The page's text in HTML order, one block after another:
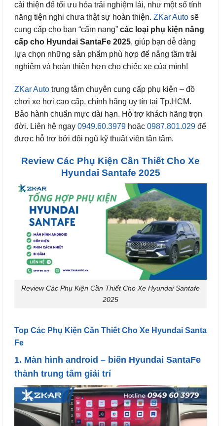
cải thiện để tối ưu hóa trải nghiệm lái, như một số tính
năng tiện nghi chưa thật sự hoàn thiện. ZKar Auto sẽ
cung cấp cho bạn “cẩm nang” các loại phụ kiện nâng
cấp cho Hyundai SantaFe 2025, giúp bạn dễ dàng
lựa chọn những sản phẩm phù hợp để nâng tầm trải
nghiệm và hoàn thiện hơn cho chiếc xe của mình!
ZKar Auto trung tâm chuyên cung cấp phụ kiện – đồ
chơi xe hơi cao cấp, chính hãng uy tín tại Tp.HCM.
Bảo hành chuẩn mực dài hạn. Hỗ trợ khách hãng trọn
đời. Liên hệ ngay 0949.60.3979 hoặc 0987.801.029 để
được hỗ trợ bởi đội ngũ kỹ thuật viên tận tâm.
Review Các Phụ Kiện Cần Thiết Cho Xe
Hyundai Santafe 2025
Review Các Phụ Kiện Cần Thiết Cho Xe Hyundai Santafe
2025
Top Các Phụ Kiện Cần Thiết Cho Xe Hyundai Santa
Fe
1. Màn hình android – biến Hyundai SantaFe
thành trung tâm giải trí